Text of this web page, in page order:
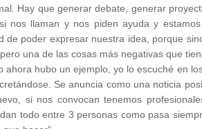
Hay que generar debate, generar
llaman y nos piden ayuda y
poder expresar nuestra idea, porque
una de las cosas más negativas que
hubo un ejemplo, yo lo escuché en
Se anuncia como una noticia
si nos convocan tenemos
todo entre 3 personas como pasa